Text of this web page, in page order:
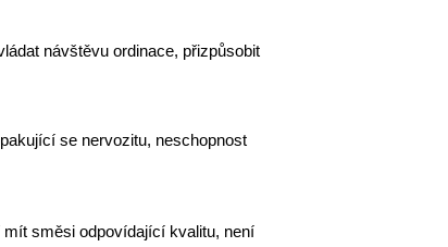
návštěvu ordinace, přizpůsobit
se nervozitu, neschopnost
směsi odpovídající kvalitu, není